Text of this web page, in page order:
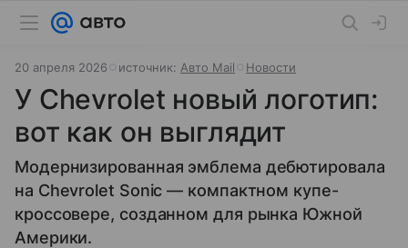
20 апреля 2026 источник: Авто Mail Новости
У Chevrolet новый логотип:
вот как он выглядит
Модернизированная эмблема дебютировала
на Chevrolet Sonic — компактном купе-
кроссовере, созданном для рынка Южной
Америки.